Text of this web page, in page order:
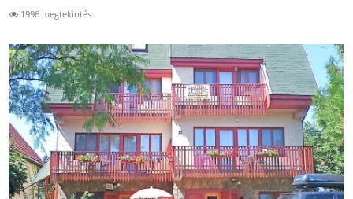
1996 megtekintés